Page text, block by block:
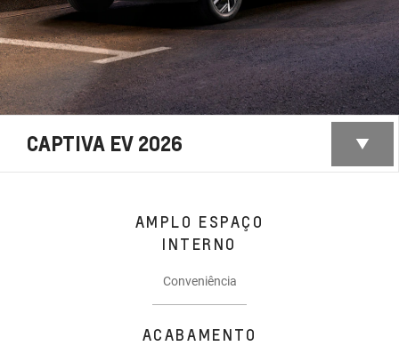
CAPTIVA EV 2026
AMPLO ESPAÇO
INTERNO
Conveniência
ACABAMENTO